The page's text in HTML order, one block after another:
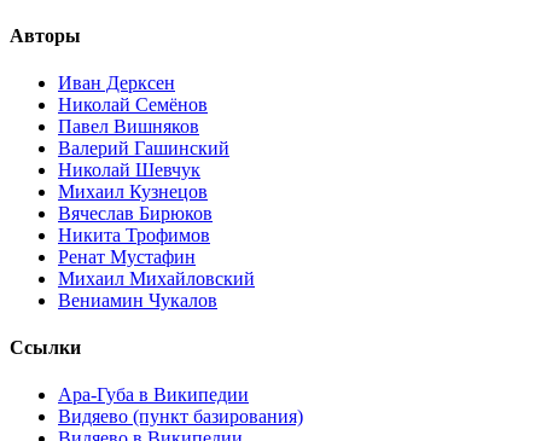
Авторы
Иван Дерксен
Николай Семёнов
Павел Вишняков
Валерий Гашинский
Николай Шевчук
Михаил Кузнецов
Вячеслав Бирюков
Никита Трофимов
Ренат Мустафин
Михаил Михайловский
Вениамин Чукалов
Ссылки
Ара-Губа в Википедии
Видяево (пункт базирования)